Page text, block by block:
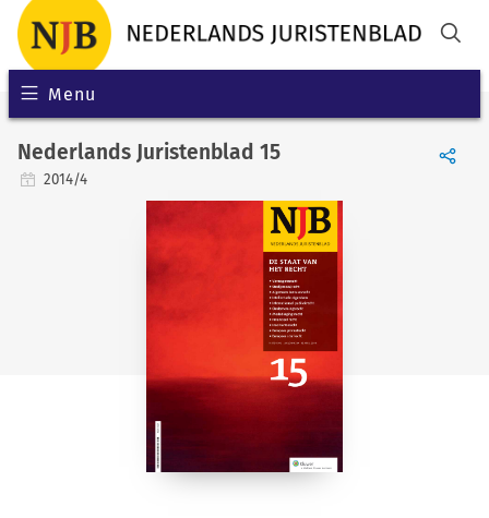
Menu
Nederlands Juristenblad 15
2014/4